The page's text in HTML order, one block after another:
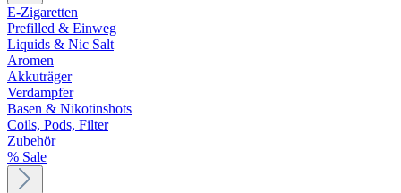
E-Zigaretten
Prefilled & Einweg
Liquids & Nic Salt
Aromen
Akkuträger
Verdampfer
Basen & Nikotinshots
Coils, Pods, Filter
Zubehör
% Sale